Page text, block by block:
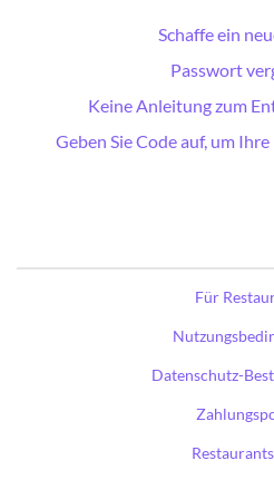
Schaffe ein
Passwort
Keine Anleitung zum
Geben Sie Code auf, um
Für
Datenschutz-